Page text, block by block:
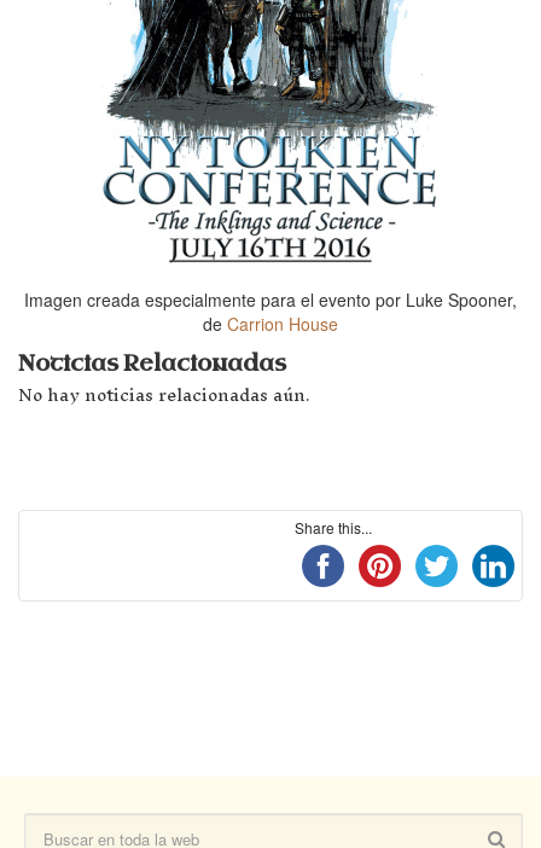
Imagen creada especialmente para el evento por Luke Spooner,
de Carrion House
Noticias Relacionadas
No hay noticias relacionadas aún.
Share this...